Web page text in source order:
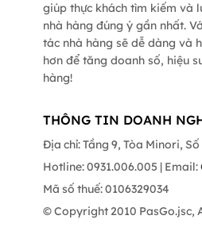
giúp thực khách tìm kiếm và
nhà hàng đúng ý gần nhất.
tác nhà hàng sẽ dễ dàng và
hơn để tăng doanh số, hiệu
hàng!
THÔNG TIN DOANH
Địa chỉ: Tầng 9, Tòa Minori,
Hotline: 0931.006.005 | Email:
Mã số thuế: 0106329034
© Copyright 2010 PasGo.jsc,